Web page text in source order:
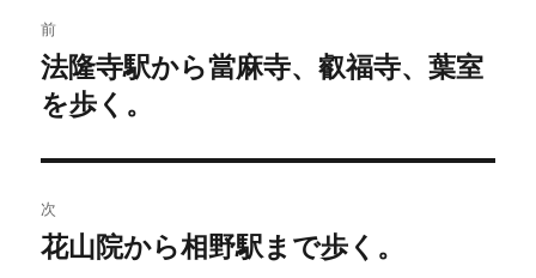
稿
ナ
ビ
ゲ
ー
前
前
の
稿:
法隆寺駅から當麻寺、叡福寺、葉室
を歩く。
次
次
花山院から相野駅まで歩く。